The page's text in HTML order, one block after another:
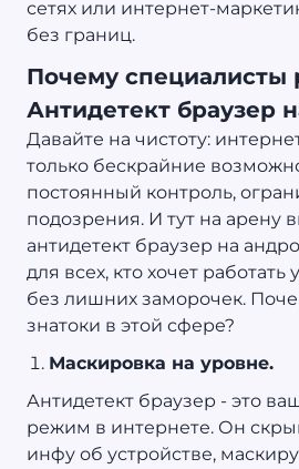
сетях или интернет-
без границ.
Почему специалисты
Антидетект браузер
Давайте на чистоту:
только бескрайние
постоянный контроль,
подозрения. И тут на арену
антидетект браузер на
для всех, кто хочет
без лишних заморочек.
знатоки в этой сфере?
Маскировка на уровне.
Антидетект браузер - это
режим в интернете. Он
инфу об устройстве,